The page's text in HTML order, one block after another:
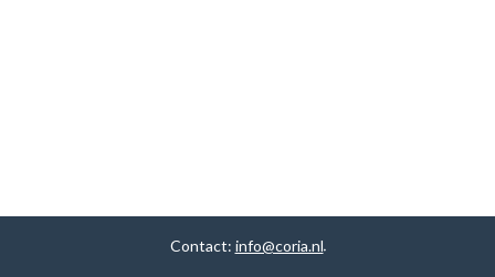
Contact: info@coria.nl.